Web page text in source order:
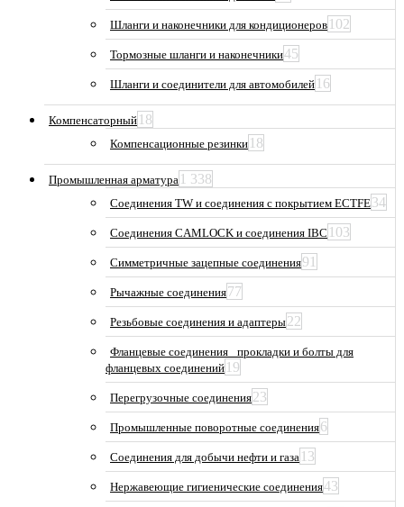
Шланги и наконечники для кондиционеров 102
Тормозные шланги и наконечники45
Шланги и соединители для автомобилей 16
Компенсаторный 18
Компенсационные резинки 18
Промышленная арматура 1 338
Соединения TW и соединения с покрытием ECTFE34
Соединения CAMLOCK и соединения IBC 103
Симметричные зацепные соединения91
Рычажные соединения77
Резьбовые соединения и адаптеры22
Фланцевые соединения_ прокладки и болты для
фланцевых соединений 19
Перегрузочные соединения23
Промышленные поворотные соединения6
Соединения для добычи нефти и газа 13
Нержавеющие гигиенические соединения43